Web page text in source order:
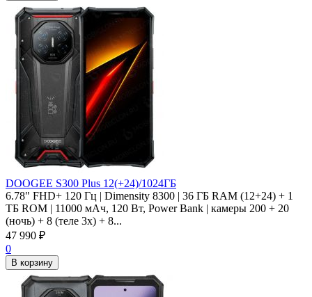
DOOGEE S300 Plus 12(+24)/1024ГБ
6.78" FHD+ 120 Гц | Dimensity 8300 | 36 ГБ RAM (12+24) + 1
ТБ ROM | 11000 мАч, 120 Вт, Power Bank | камеры 200 + 20
(ночь) + 8 (теле 3x) + 8...
47 990 ₽
0
В корзину